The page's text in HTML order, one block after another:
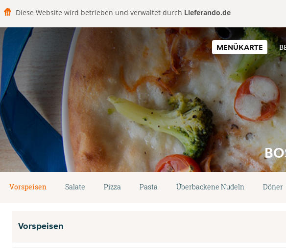
Diese Website wird betrieben und verwaltet durch Lieferando.de
MENÜKARTE
Vorspeisen Salate Pizza Pasta Überbackene Nudeln Döner
Vorspeisen